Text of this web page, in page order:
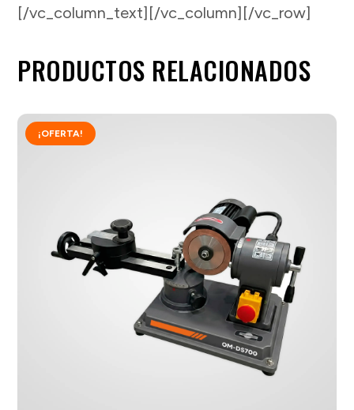
[/vc_column_text][/vc_column][/vc_row]
PRODUCTOS RELACIONADOS
¡OFERTA!